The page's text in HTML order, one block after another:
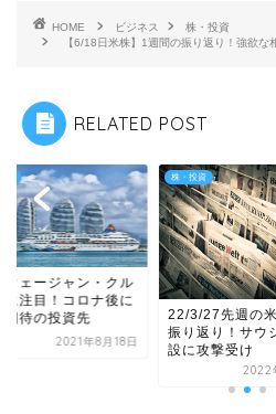
HOME ビジネス
株・投資
【6/18日米株】1週間の振り返り！強欲な
RELATED POST
ウェージャン・クル
に注目！コロナ後に
期待の投資先
2021年8月18日
株・投資
22/3/27先週の
振り返り！サウ
設に攻撃受け
2022